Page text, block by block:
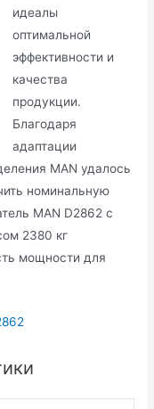
идеалы
оптимальной
эффективности и
качества
продукции.
Благодаря
адаптации
MAN удалось
номинальную
MAN D2862 с
2380 кг
мощности для